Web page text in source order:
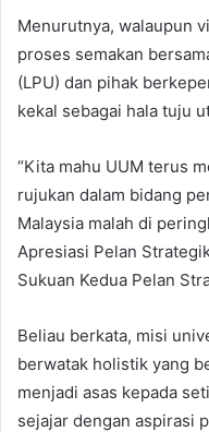
Menurutnya, walaupun
proses semakan
(LPU) dan pihak
kekal sebagai hala tuju
“Kita mahu UUM terus
rujukan dalam bidang
Malaysia malah di
Apresiasi Pelan
Sukuan Kedua Pelan
Beliau berkata, misi
berwatak holistik yang
menjadi asas kepada
sejajar dengan aspirasi